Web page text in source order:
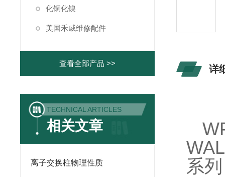
化铜化镍
美国禾威维修配件
查看全部产品 >>
TECHNICAL ARTICLES
相关文章
离子交换柱物理性质
详
系列